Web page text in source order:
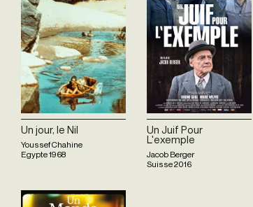
Un jour, le Nil
Youssef Chahine
Egypte1968
Un Juif Pour
L'exemple
Jacob Berger
Suisse2016